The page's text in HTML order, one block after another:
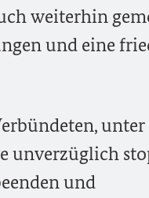
weiterhin
und eine
unverzüglich
und